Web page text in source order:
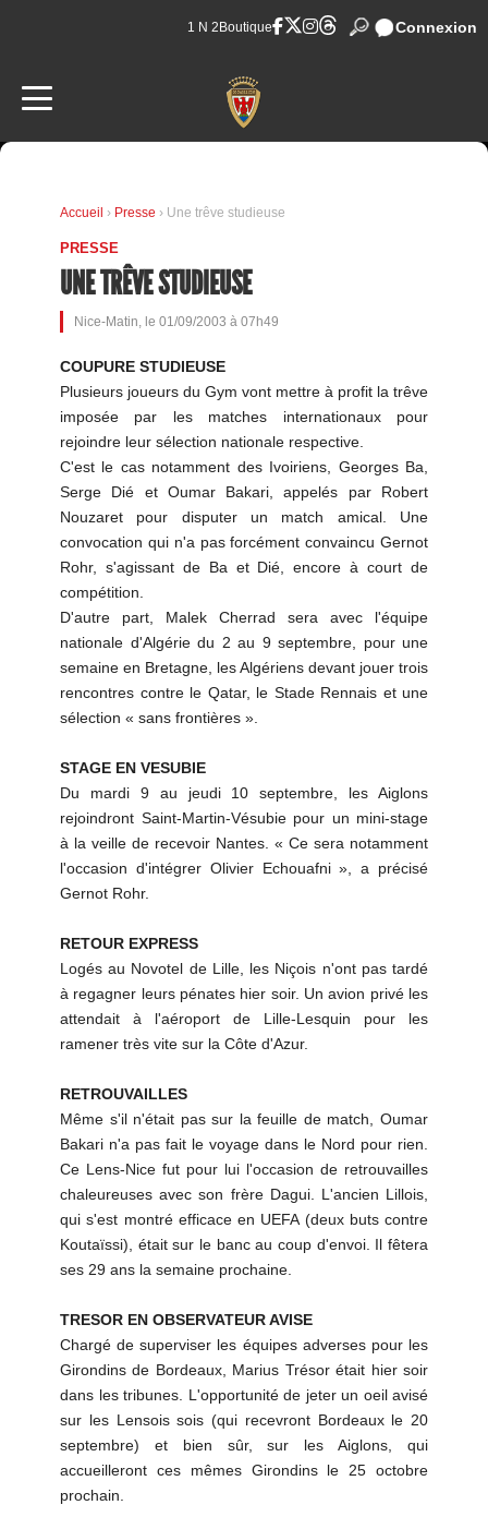
1 N 2 Boutique Connexion
Accueil › Presse › Une trêve studieuse
PRESSE
UNE TRÊVE STUDIEUSE
Nice-Matin, le 01/09/2003 à 07h49
COUPURE STUDIEUSE
Plusieurs joueurs du Gym vont mettre à profit la trêve
imposée par les matches internationaux pour
rejoindre leur sélection nationale respective.
C'est le cas notamment des Ivoiriens, Georges Ba,
Serge Dié et Oumar Bakari, appelés par Robert
Nouzaret pour disputer un match amical. Une
convocation qui n'a pas forcément convaincu Gernot
Rohr, s'agissant de Ba et Dié, encore à court de
compétition.
D'autre part, Malek Cherrad sera avec l'équipe
nationale d'Algérie du 2 au 9 septembre, pour une
semaine en Bretagne, les Algériens devant jouer trois
rencontres contre le Qatar, le Stade Rennais et une
sélection « sans frontières ».
STAGE EN VESUBIE
Du mardi 9 au jeudi 10 septembre, les Aiglons
rejoindront Saint-Martin-Vésubie pour un mini-stage
à la veille de recevoir Nantes. « Ce sera notamment
l'occasion d'intégrer Olivier Echouafni », a précisé
Gernot Rohr.
RETOUR EXPRESS
Logés au Novotel de Lille, les Niçois n'ont pas tardé
à regagner leurs pénates hier soir. Un avion privé les
attendait à l'aéroport de Lille-Lesquin pour les
ramener très vite sur la Côte d'Azur.
RETROUVAILLES
Même s'il n'était pas sur la feuille de match, Oumar
Bakari n'a pas fait le voyage dans le Nord pour rien.
Ce Lens-Nice fut pour lui l'occasion de retrouvailles
chaleureuses avec son frère Dagui. L'ancien Lillois,
qui s'est montré efficace en UEFA (deux buts contre
Koutaïssi), était sur le banc au coup d'envoi. Il fêtera
ses 29 ans la semaine prochaine.
TRESOR EN OBSERVATEUR AVISE
Chargé de superviser les équipes adverses pour les
Girondins de Bordeaux, Marius Trésor était hier soir
dans les tribunes. L'opportunité de jeter un oeil avisé
sur les Lensois sois (qui recevront Bordeaux le 20
septembre) et bien sûr, sur les Aiglons, qui
accueilleront ces mêmes Girondins le 25 octobre
prochain.